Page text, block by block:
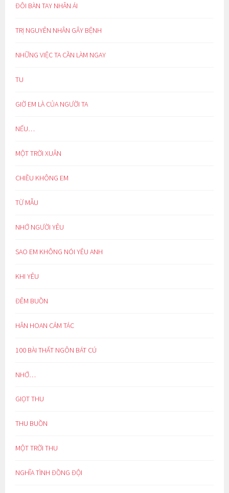
ĐÔI BÀN TAY NHÂN ÁI
TRỊ NGUYÊN NHÂN GÂY BỆNH
NHỮNG VIỆC TA CẦN LÀM NGAY
TU
GIỜ EM LÀ CỦA NGƯỜI TA
NẾU…
MỘT TRỜI XUÂN
CHIỀU KHÔNG EM
TỪ MẪU
NHỚ NGƯỜI YÊU
SAO EM KHÔNG NÓI YÊU ANH
KHI YÊU
ĐÊM BUỒN
HÂN HOAN CẢM TÁC
100 BÀI THẤT NGÔN BÁT CÚ
NHỚ…
GIỌT THU
THU BUỒN
MỘT TRỜI THU
NGHĨA TÌNH ĐỒNG ĐỘI